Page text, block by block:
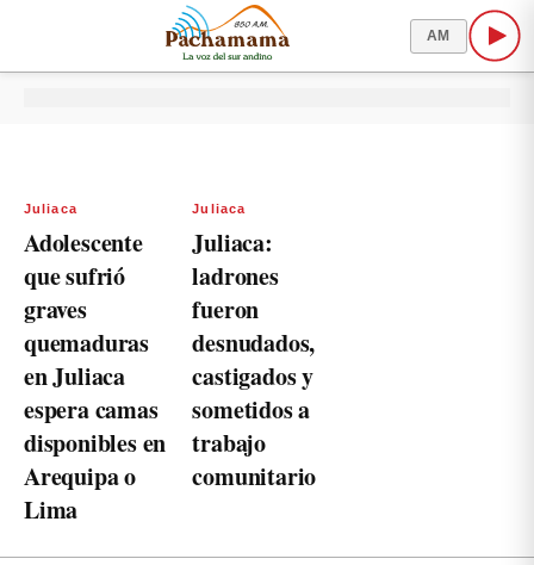
AM
Juliaca
Adolescente
que sufrió
graves
quemaduras
en Juliaca
espera camas
disponibles en
Arequipa o
Lima
Juliaca
Juliaca:
ladrones
fueron
desnudados,
castigados y
sometidos a
trabajo
comunitario